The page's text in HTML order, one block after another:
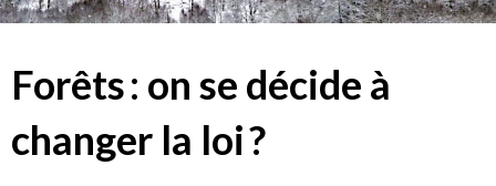
Forêts : on se décide à
changer la loi ?